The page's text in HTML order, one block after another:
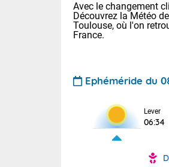
Avec le changement
Découvrez la Météo
Toulouse, où l'on
France.
Ephéméride du
Lever
06:34